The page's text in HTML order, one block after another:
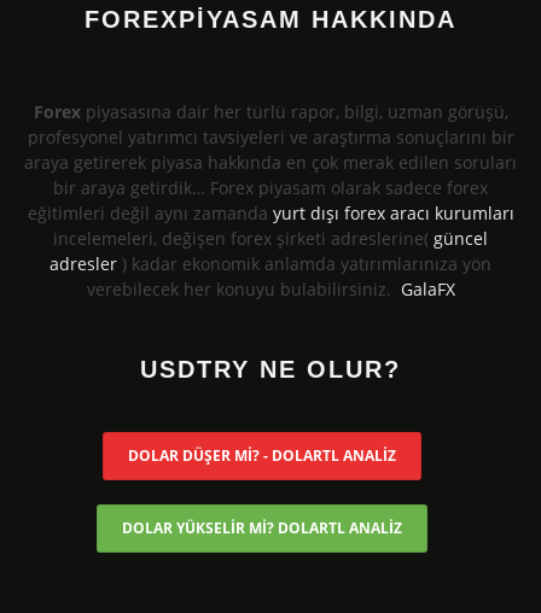
FOREXPİYASAM HAKKINDA
Forexpiyasasına dair her türlü rapor, bilgi, uzman görüşü,
profesyonel yatırımcı tavsiyeleri ve araştırma sonuçlarını bir
araya getirerek piyasa hakkında en çok merak edilen soruları
bir araya getirdik… Forex piyasam olarak sadece forex
eğitimleri değil aynı zamanda yurt dışı forex aracı kurumları
incelemeleri, değişen forex şirketi adreslerine( güncel
adresler ) kadar ekonomik anlamda yatırımlarınıza yön
verebilecek her konuyu bulabilirsiniz. GalaFX
USDTRY NE OLUR?
DOLAR DÜŞER Mİ? - DOLARTL ANALİZ
DOLAR YÜKSELİR Mİ? DOLARTL ANALİZ